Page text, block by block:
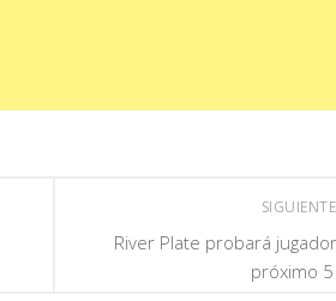
River Plate probará
próximo